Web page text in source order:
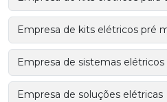
Empresa de kits elétricos pré
Empresa de sistemas
Empresa de soluções elétricas